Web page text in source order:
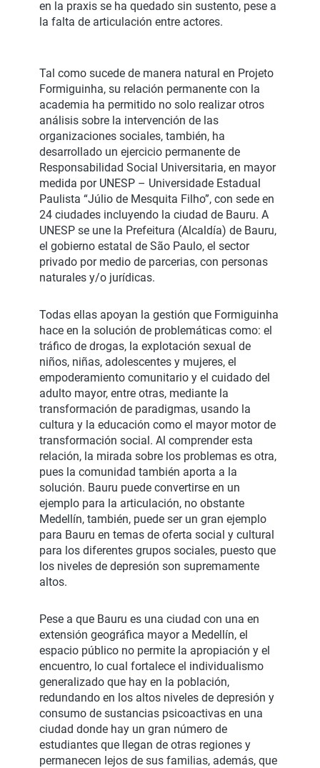
en la praxis se ha quedado sin sustento, pese a
la falta de articulación entre actores.
Tal como sucede de manera natural en Projeto
Formiguinha, su relación permanente con la
academia ha permitido no solo realizar otros
análisis sobre la intervención de las
organizaciones sociales, también, ha
desarrollado un ejercicio permanente de
Responsabilidad Social Universitaria, en mayor
medida por UNESP – Universidade Estadual
Paulista “Júlio de Mesquita Filho”, con sede en
24 ciudades incluyendo la ciudad de Bauru. A
UNESP se une la Prefeitura (Alcaldía) de Bauru,
el gobierno estatal de São Paulo, el sector
privado por medio de parcerias, con personas
naturales y/o jurídicas.
Todas ellas apoyan la gestión que Formiguinha
hace en la solución de problemáticas como: el
tráfico de drogas, la explotación sexual de
niños, niñas, adolescentes y mujeres, el
empoderamiento comunitario y el cuidado del
adulto mayor, entre otras, mediante la
transformación de paradigmas, usando la
cultura y la educación como el mayor motor de
transformación social. Al comprender esta
relación, la mirada sobre los problemas es otra,
pues la comunidad también aporta a la
solución. Bauru puede convertirse en un
ejemplo para la articulación, no obstante
Medellín, también, puede ser un gran ejemplo
para Bauru en temas de oferta social y cultural
para los diferentes grupos sociales, puesto que
los niveles de depresión son supremamente
altos.
Pese a que Bauru es una ciudad con una en
extensión geográfica mayor a Medellín, el
espacio público no permite la apropiación y el
encuentro, lo cual fortalece el individualismo
generalizado que hay en la población,
redundando en los altos niveles de depresión y
consumo de sustancias psicoactivas en una
ciudad donde hay un gran número de
estudiantes que llegan de otras regiones y
permanecen lejos de sus familias, además, que